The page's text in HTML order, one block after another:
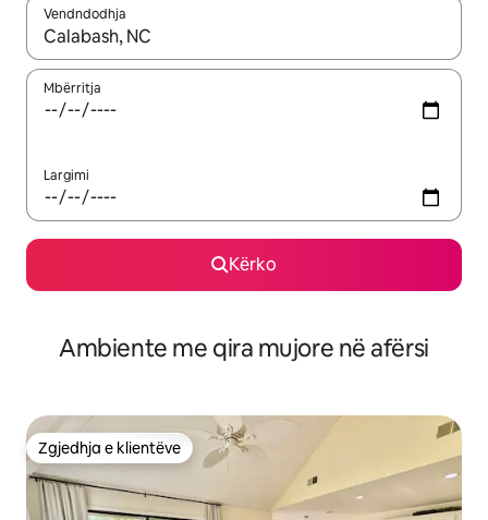
Vendndodhja
Kur rezultatet të jenë të disponueshme, lëviz me butonat e
Mbërritja
Largimi
Kërko
Ambiente me qira mujore në afërsi
Zgjedhja e klientëve
Zgjedhja e klientëve